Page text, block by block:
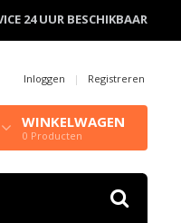
24 UUR BESCHIKBAAR
Inloggen | Registreren
WINKELWAGEN
0 Producten